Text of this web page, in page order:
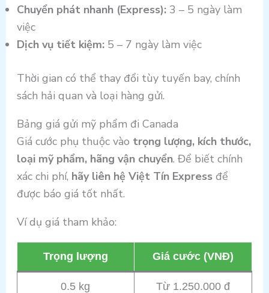
Chuyển phát nhanh (Express):3 – 5 ngày làm
việc
Dịch vụ tiết kiệm:5 – 7 ngày làm việc
Thời gian có thể thay đổi tùy tuyến bay, chính
sách hải quan và loại hàng gửi.
Bảng giá gửi mỹ phẩm đi Canada
Giá cước phụ thuộc vào trọng lượng, kích thước,
loại mỹ phẩm, hãng vận chuyển. Để biết chính
xác chi phí, hãy liên hệ Việt Tín Expressđể
được báo giá tốt nhất.
Ví dụ giá tham khảo:
Trọng lượng Giá cước (VNĐ)
0.5 kg Từ 1.250.000 đ